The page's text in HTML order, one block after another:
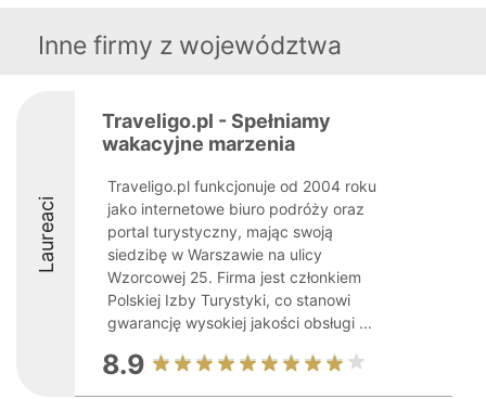
Inne firmy z województwa
Laureaci
Traveligo.pl - Spełniamy
wakacyjne marzenia
Traveligo.pl funkcjonuje od 2004 roku
jako internetowe biuro podróży oraz
portal turystyczny, mając swoją
siedzibę w Warszawie na ulicy
Wzorcowej 25. Firma jest członkiem
Polskiej Izby Turystyki, co stanowi
gwarancję wysokiej jakości obsługi ...
8.9